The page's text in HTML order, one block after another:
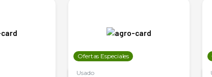
Ofertas Especiales
Usado